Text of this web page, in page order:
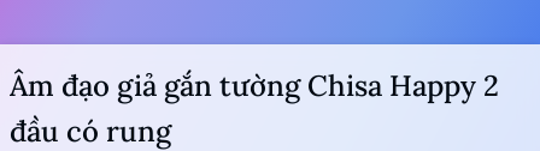
Âm đạo giả gắn tường Chisa Happy 2
đầu có rung